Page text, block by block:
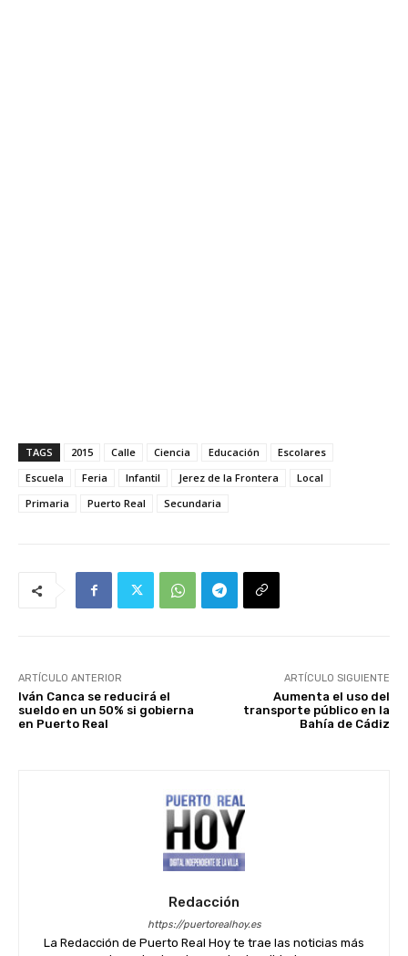
TAGS 2015 Calle Ciencia Educación
Escolares
Escuela
Feria Infantil Jerez de la Frontera
Local
Primaria
Puerto Real Secundaria
ARTÍCULO ANTERIOR
Iván Canca se reducirá el
sueldo en un 50% si gobierna
en Puerto Real
ARTÍCULO SIGUIENTE
Aumenta el uso del
transporte público en la
Bahía de Cádiz
Redacción
https://puertorealhoy.es
La Redacción de Puerto Real Hoy te trae las noticias más